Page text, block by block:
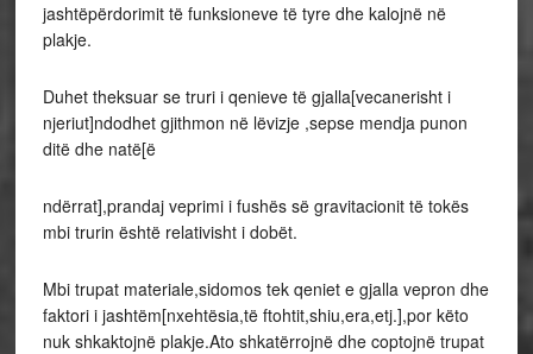
jashtëpërdorimit të funksioneve të tyre dhe kalojnë në
plakje.
Duhet theksuar se truri i qenieve të gjalla[vecanerisht i
njeriut]ndodhet gjithmon në lëvizje ,sepse mendja punon
ditë dhe natë[ë
ndërrat],prandaj veprimi i fushës së gravitacionit të tokës
mbi trurin është relativisht i dobët.
Mbi trupat materiale,sidomos tek qeniet e gjalla vepron dhe
faktori i jashtëm[nxehtësia,të ftohtit,shiu,era,etj.],por këto
nuk shkaktojnë plakje.Ato shkatërrojnë dhe coptojnë trupat